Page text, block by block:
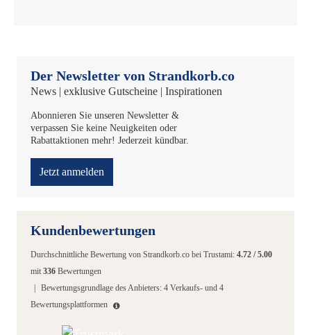
Der Newsletter von Strandkorb.co
News | exklusive Gutscheine | Inspirationen
Abonnieren Sie unseren Newsletter &
verpassen Sie keine Neuigkeiten oder
Rabattaktionen mehr! Jederzeit kündbar.
Jetzt anmelden
Kundenbewertungen
Durchschnittliche Bewertung von Strandkorb.co bei Trustami: 4.72 /5.00
mit 336 Bewertungen
Bewertungsgrundlage des Anbieters: 4 Verkaufs- und 4
Bewertungsplattformen